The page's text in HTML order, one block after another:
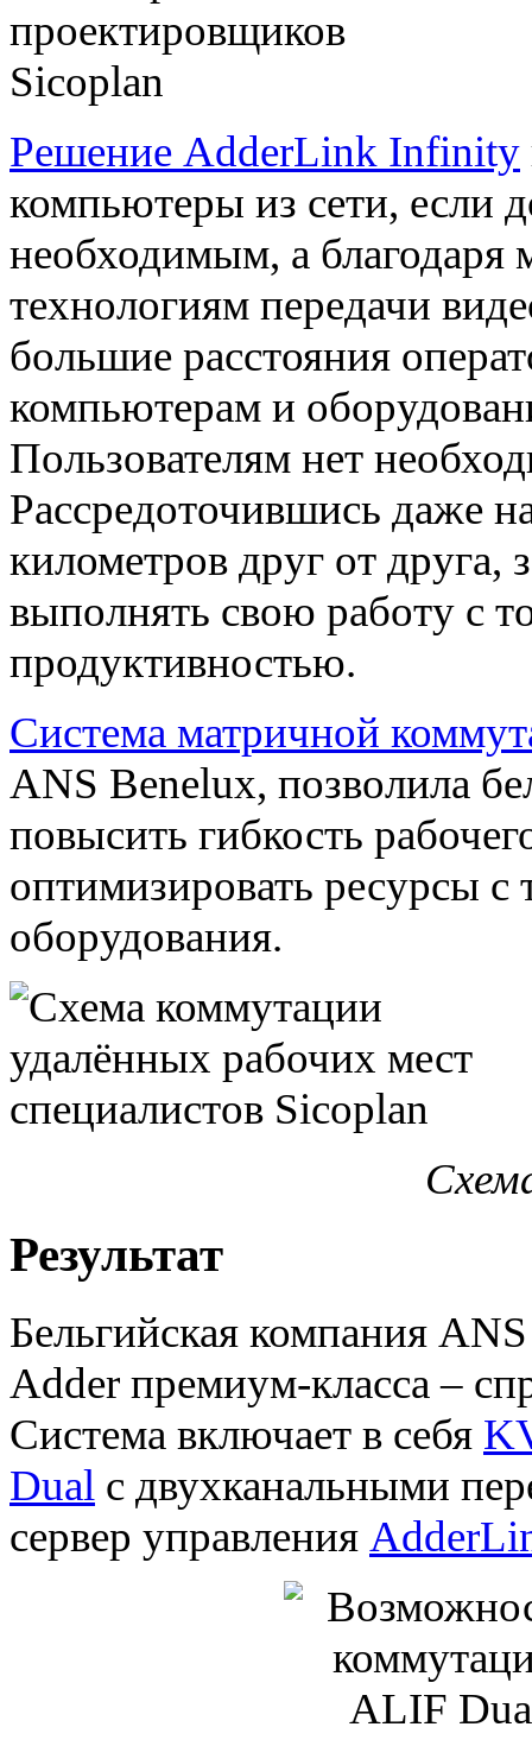
Решение AdderLink Infinity
компьютеры из сети, если
необходимым, а благодаря
технологиям передачи
большие расстояния
компьютерам и
Пользователям нет
Рассредоточившись даже
километров друг от друга,
выполнять свою работу с
продуктивностью.
Система матричной
ANS Benelux, позволила
повысить гибкость
оптимизировать ресурсы с
оборудования.
Результат
Бельгийская компания
Adder премиум-класса –
Система включает в себя
Dual с двухканальными
сервер управления